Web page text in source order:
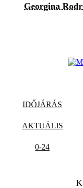
Georgina
IDŐJÁRÁS
AKTUÁLIS
0-24